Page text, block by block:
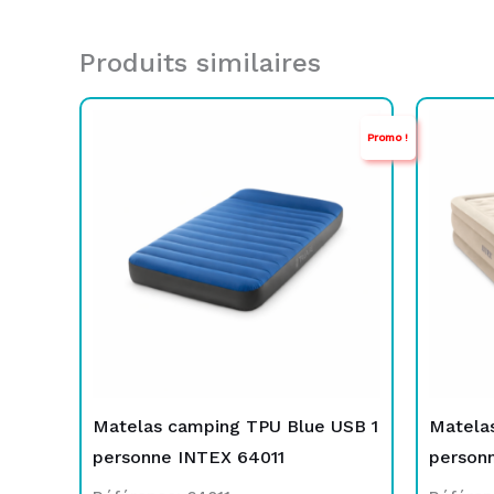
Produits similaires
Promo !
Matelas camping TPU Blue USB 1
personne INTEX 64011
TND
499,000.
TND
349,000.